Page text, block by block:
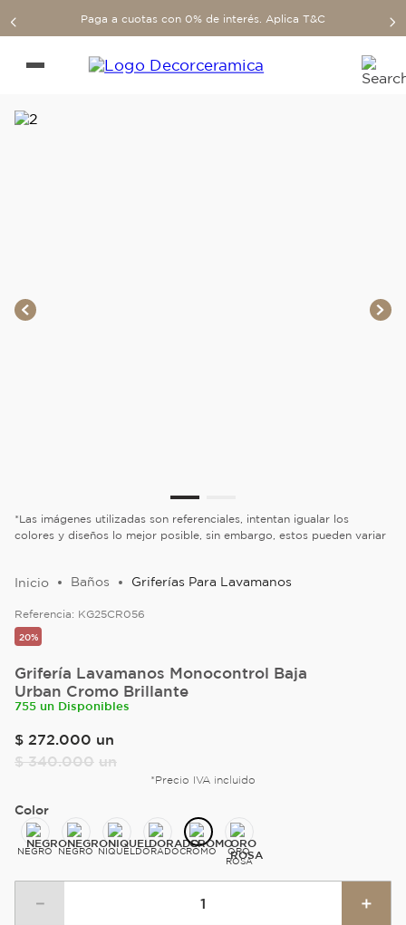
Paga a cuotas con 0% de interés. Aplica T&C
*Las imágenes utilizadas son referenciales, intentan igualar los
colores y diseños lo mejor posible, sin embargo, estos pueden variar
Baños Griferías Para Lavamanos
Referencia: KG25CR056
20%
Grifería Lavamanos Monocontrol Baja
Urban Cromo Brillante
755 un Disponibles
$ 272.000 un
$ 340.000 un
*Precio IVA incluido
Color
NEGRO NEGRO NIQUELDORADOCROMO
ORO
ROSA
＋
－